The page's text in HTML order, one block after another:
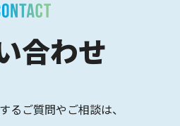
合わせ
るご質問やご相談は、